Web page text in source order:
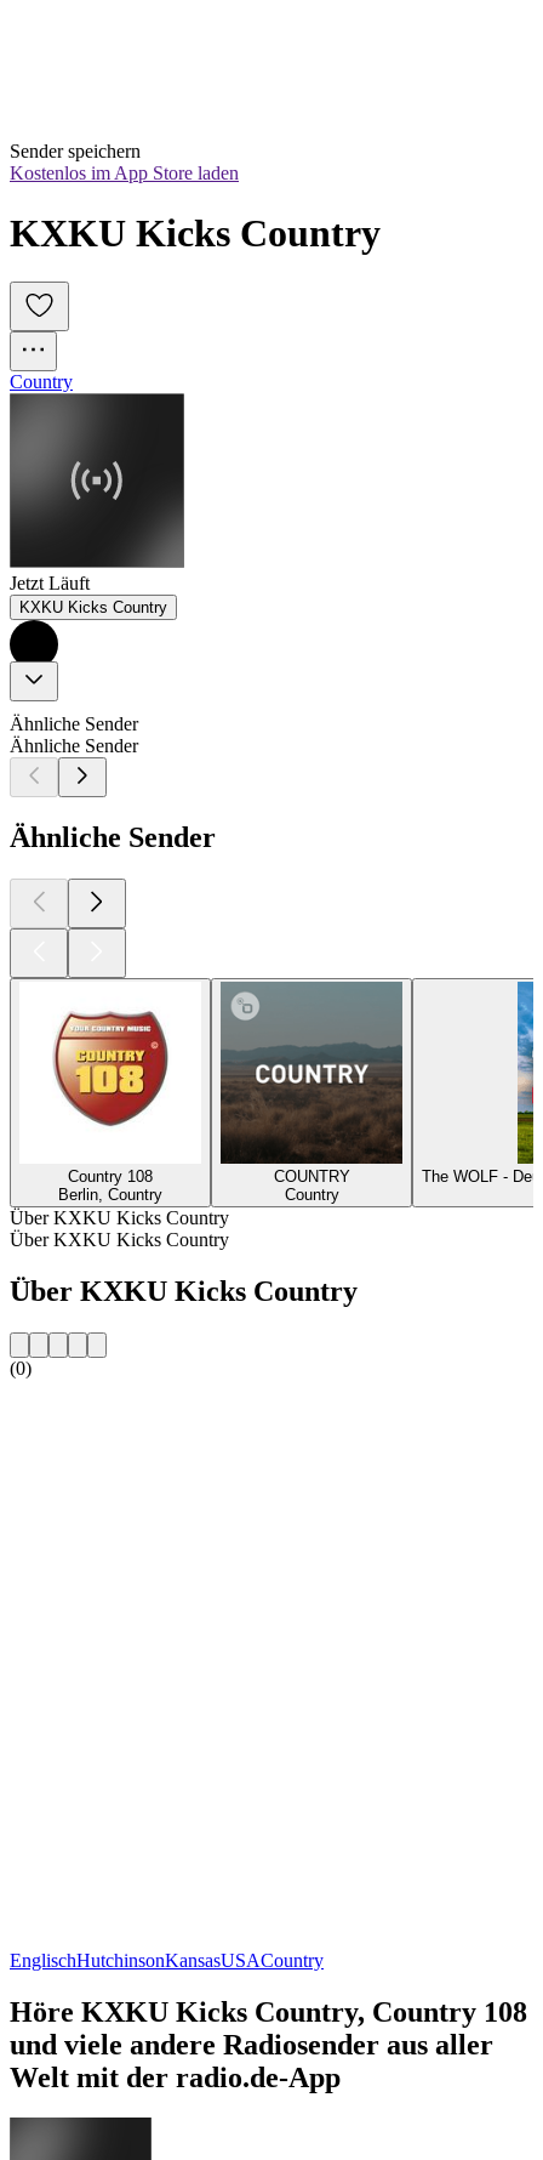
Sender speichern
Kostenlos im App Store laden
KXKU Kicks Country
Country
Jetzt Läuft
KXKU Kicks Country
Ähnliche Sender
Ähnliche Sender
Ähnliche Sender
Country 108
Berlin, Country
COUNTRY
Country
The WOLF -
Über KXKU Kicks Country
Über KXKU Kicks Country
Über KXKU Kicks Country
(0)
EnglischHutchinsonKansasUSACountry
Höre KXKU Kicks Country, Country 108
und viele andere Radiosender aus aller
Welt mit der radio.de-App